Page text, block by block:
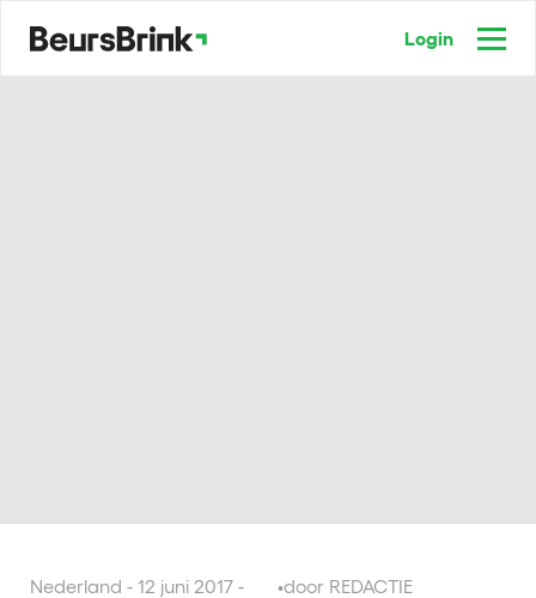
Login
Nederland - 12 juni 2017 -
•door REDACTIE